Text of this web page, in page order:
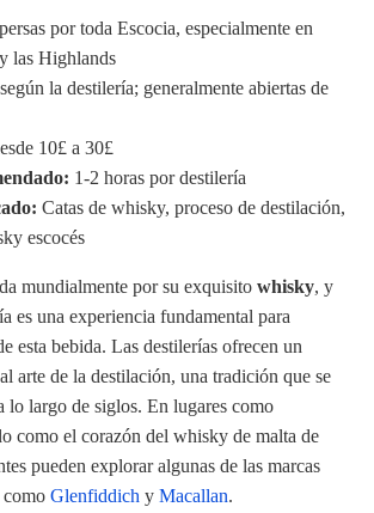
por toda Escocia, especialmente en
las Highlands
la destilería; generalmente abiertas de
10£ a 30£
1-2 horas por destilería
Catas de whisky, proceso de destilación,
escocés
mundialmente por su exquisito whisky, y
es una experiencia fundamental para
esta bebida. Las destilerías ofrecen un
arte de la destilación, una tradición que se
lo largo de siglos. En lugares como
como el corazón del whisky de malta de
pueden explorar algunas de las marcas
como Glenfiddich y Macallan.